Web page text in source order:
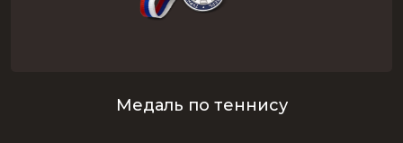
Медаль по теннису